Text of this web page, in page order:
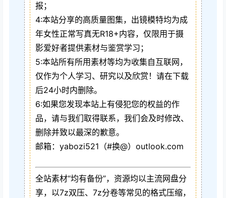
报；
4:本站分享的高质量图集，出镜模特均为成
年女性正常写真无R18+内容，仅限用于摄
影爱好者提供素材与鉴赏学习；
5:本站所有所用素材等均为收集自互联网，
仅作为个人学习、研究以及欣赏！请在下载
后24小时内删除。
6:如果您发现本站上有侵犯您的权益的作
品，请与我们取得联系，我们会及时修改、
删除并致以最深的歉意。
邮箱：yabozi521（#换@）outlook.com
全站素材“均有备份”，资源均以主流网盘分
享，以7z双压、7z分卷等常见的格式压缩，